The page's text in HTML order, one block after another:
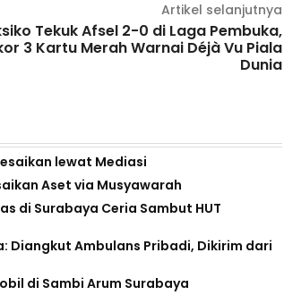
Artikel selanjutnya
Tekuk Afsel 2-0 di Laga Pembuka,
3 Kartu Merah Warnai Déjà Vu Piala
Dunia
lewat Mediasi
Aset via Musyawarah
di Surabaya Ceria Sambut HUT
Diangkut Ambulans Pribadi, Dikirim dari
di Sambi Arum Surabaya